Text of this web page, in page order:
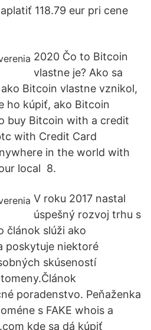
118.79 eur pri cene
2020 Čo to Bitcoin
vlastne je? Ako sa
Bitcoin vlastne vznikol,
ho kúpiť, ako Bitcoin
buy Bitcoin with a credit
with Credit Card
in the world with
local 8.
V roku 2017 nastal
úspešný rozvoj trhu s
článok slúži ako
poskytuje niektoré
skúseností
poradenstvo. Peňaženka
s FAKE whois a
kde sa dá kúpiť